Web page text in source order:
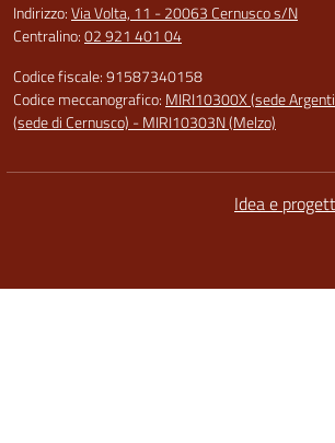
Indirizzo:Via Volta, 11 - 20063 Cernusco s/N
Centralino:02 921 401 04
Codice fiscale: 91587340158
Codice meccanografico: MIRI10300X (sede
(sede di Cernusco) - MIRI10303N (Melzo)
Idea e